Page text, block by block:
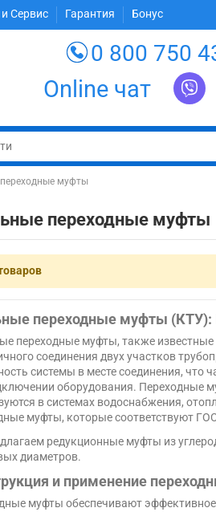
Сервис Гарантия Бонус
0 800 750
Online чат
муфты
переходные муфты
переходные муфты (КТУ):
переходные муфты, также
соединения двух участков
системы в месте соединения, что
оборудования. Переходные
в системах водоснабжения,
муфты, которые соответствуют
редукционные муфты из
диаметров.
и применение
муфты обеспечивают